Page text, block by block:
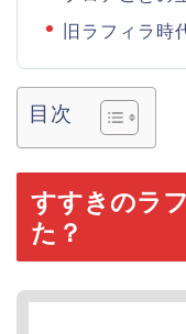
旧ラフィラ時
目次
すすきのラ
た？